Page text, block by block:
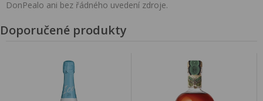
DonPealo ani bez řádného uvedení zdroje.
Doporučené produkty